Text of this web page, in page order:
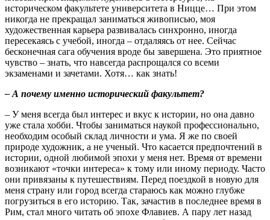
историческом факультете университета в Ницце… При этом
никогда не прекращал заниматься живописью, моя
художественная карьера развивалась синхронно, иногда
пересекаясь с учебой, иногда – отдаляясь от нее. Сейчас
бесконечная сага обучения вроде бы завершена. Это приятное
чувство – знать, что навсегда распрощался со всеми
экзаменами и зачетами. Хотя… как знать!
– А почему именно исторический факультет?
– У меня всегда был интерес и вкус к истории, но она давно
уже стала хобби. Чтобы заниматься наукой профессионально,
необходим особый склад личности и ума. Я же по своей
природе художник, а не ученый. Что касается предпочтений в
истории, одной любимой эпохи у меня нет. Время от времени
возникают «точки интереса» к тому или иному периоду. Часто
они привязаны к путешествиям. Перед поездкой в новую для
меня страну или город всегда стараюсь как можно глубже
погрузиться в его историю. Так, зачастив в последнее время в
Рим, стал много читать об эпохе Флавиев. А пару лет назад